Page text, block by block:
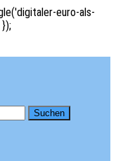
euro-als-